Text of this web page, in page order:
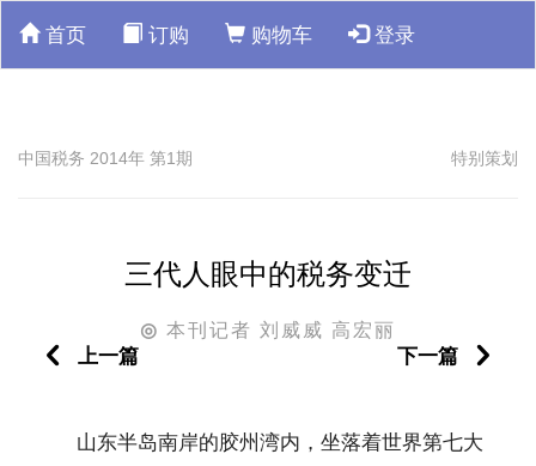
首页 订购 购物车 登录
中国税务 2014年 第1期 特别策划
三代人眼中的税务变迁
◎ 本刊记者 刘威威 高宏丽
上一篇
下一篇
山东半岛南岸的胶州湾内，坐落着世界第七大